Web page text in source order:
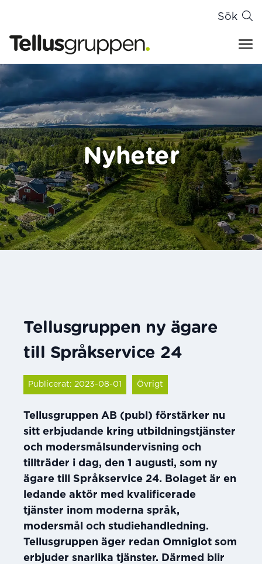
Sök
Hoppa till innehåll
Tellusgruppen
Nyheter
Tellusgruppen ny ägare
till Språkservice 24
Publicerat: 2023-08-01 Övrigt
Tellusgruppen AB (publ) förstärker nu
sitt erbjudande kring utbildningstjänster
och modersmålsundervisning och
tillträder i dag, den 1 augusti, som ny
ägare till Språkservice 24. Bolaget är en
ledande aktör med kvalificerade
tjänster inom moderna språk,
modersmål och studiehandledning.
Tellusgruppen äger redan Omniglot som
erbjuder snarlika tjänster. Därmed blir